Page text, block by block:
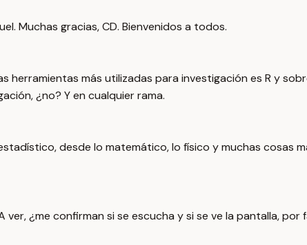
Muchas gracias, CD. Bienvenidos a todos.
herramientas más utilizadas para investigación es R y
¿no? Y en cualquier rama.
desde lo matemático, lo físico y muchas cosas
¿me confirman si se escucha y si se ve la pantalla, por